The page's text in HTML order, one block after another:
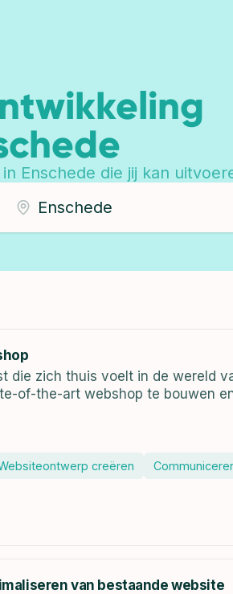
Enschede die jij kan
die zich thuis voelt in de wereld
of-the-art webshop te bouwen
creëren
van bestaande website